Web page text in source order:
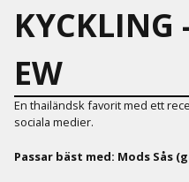
KYCKLING
EW
En thailändsk favorit med ett
sociala medier.
Passar bäst med: Mods Sås